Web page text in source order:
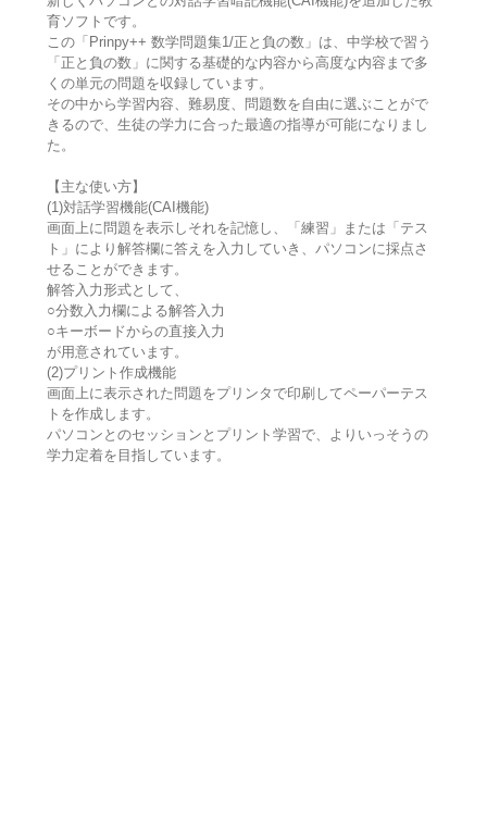
育ソフトです。
この「Prinpy++ 数学問題集1/正と負の数」は、中学校で習う
「正と負の数」に関する基礎的な内容から高度な内容まで多
くの単元の問題を収録しています。
その中から学習内容、難易度、問題数を自由に選ぶことがで
きるので、生徒の学力に合った最適の指導が可能になりまし
た。
【主な使い方】
(1)対話学習機能(CAI機能)
画面上に問題を表示しそれを記憶し、「練習」または「テス
ト」により解答欄に答えを入力していき、パソコンに採点さ
せることができます。
解答入力形式として、
○分数入力欄による解答入力
○キーボードからの直接入力
が用意されています。
(2)プリント作成機能
画面上に表示された問題をプリンタで印刷してペーパーテス
トを作成します。
パソコンとのセッションとプリント学習で、よりいっそうの
学力定着を目指しています。